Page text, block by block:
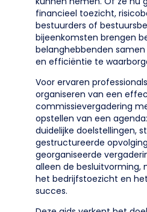
financieel toezicht,
bestuurders of
bijeenkomsten brengen
belanghebbenden
en efficiëntie te
Voor ervaren
organiseren van een
commissievergadering
opstellen van een
duidelijke doelstellingen,
gestructureerde
georganiseerde
alleen de besluitvorming,
het bedrijfstoezicht en
succes.